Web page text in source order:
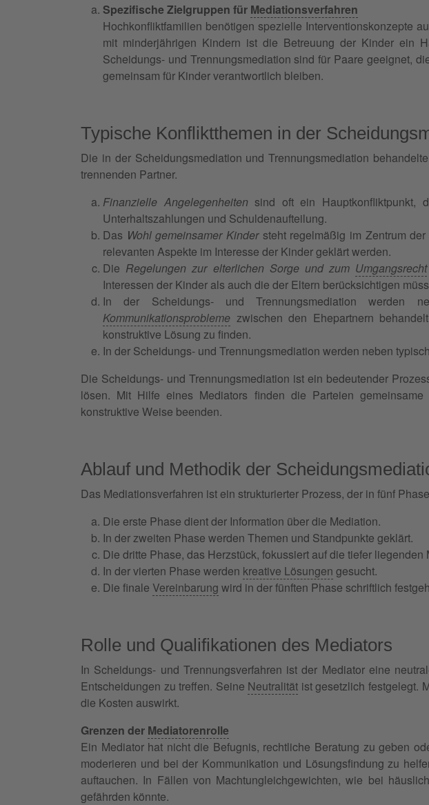
Spezifische Zielgruppen für Mediationsverfahren
Hochkonfliktfamilien benötigen spezielle Interventionskonzepte
mit minderjährigen Kindern ist die Betreuung der Kinder ein
Scheidungs- und Trennungsmediation sind für Paare geeignet,
gemeinsam für Kinder verantwortlich bleiben.
Typische Konfliktthemen in der
Die in der Scheidungsmediation und Trennungsmediation
trennenden Partner.
Finanzielle Angelegenheiten sind oft ein Hauptkonfliktpunkt,
Unterhaltszahlungen und Schuldenaufteilung.
Das Wohl gemeinsamer Kindersteht regelmäßig im Zentrum
relevanten Aspekte im Interesse der Kinder geklärt werden.
Die Regelungen zur elterlichen Sorge und zum Umgangsrecht
Interessen der Kinder als auch die der Eltern berücksichtigen
In der Scheidungs- und Trennungsmediation werden
Kommunikationsprobleme zwischen den Ehepartnern
konstruktive Lösung zu finden.
In der Scheidungs- und Trennungsmediation werden neben
Die Scheidungs- und Trennungsmediation ist ein bedeutender
lösen. Mit Hilfe eines Mediators finden die Parteien gemeinsame
konstruktive Weise beenden.
Ablauf und Methodik der
Das Mediationsverfahren ist ein strukturierter Prozess, der in fünf
Die erste Phase dient der Information über die Mediation.
In der zweiten Phase werden Themen und Standpunkte geklärt.
Die dritte Phase, das Herzstück, fokussiert auf die tiefer
In der vierten Phase werden kreative Lösungen gesucht.
Die finale Vereinbarung wird in der fünften Phase schriftlich
Rolle und Qualifikationen des Mediators
In Scheidungs- und Trennungsverfahren ist der Mediator eine
Entscheidungen zu treffen. Seine Neutralität ist gesetzlich festgelegt.
die Kosten auswirkt.
Grenzen der Mediatorenrolle
Ein Mediator hat nicht die Befugnis, rechtliche Beratung zu geben
moderieren und bei der Kommunikation und Lösungsfindung zu
auftauchen. In Fällen von Machtungleichgewichten, wie bei
gefährden könnte.